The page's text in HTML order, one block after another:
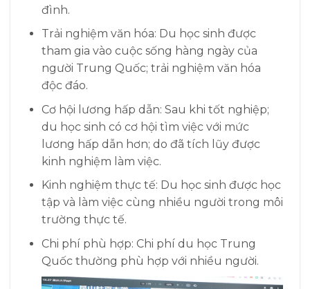
đình.
Trải nghiệm văn hóa: Du học sinh được
tham gia vào cuộc sống hàng ngày của
người Trung Quốc; trải nghiệm văn hóa
độc đáo.
Cơ hội lương hấp dẫn: Sau khi tốt nghiệp;
du học sinh có cơ hội tìm việc với mức
lương hấp dẫn hơn; do đã tích lũy được
kinh nghiệm làm việc.
Kinh nghiệm thực tế: Du học sinh được học
tập và làm việc cùng nhiều người trong môi
trường thực tế.
Chi phí phù hợp: Chi phí du học Trung
Quốc thường phù hợp với nhiều người.